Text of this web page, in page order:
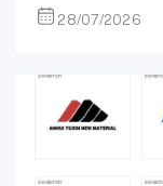
28/07/2026